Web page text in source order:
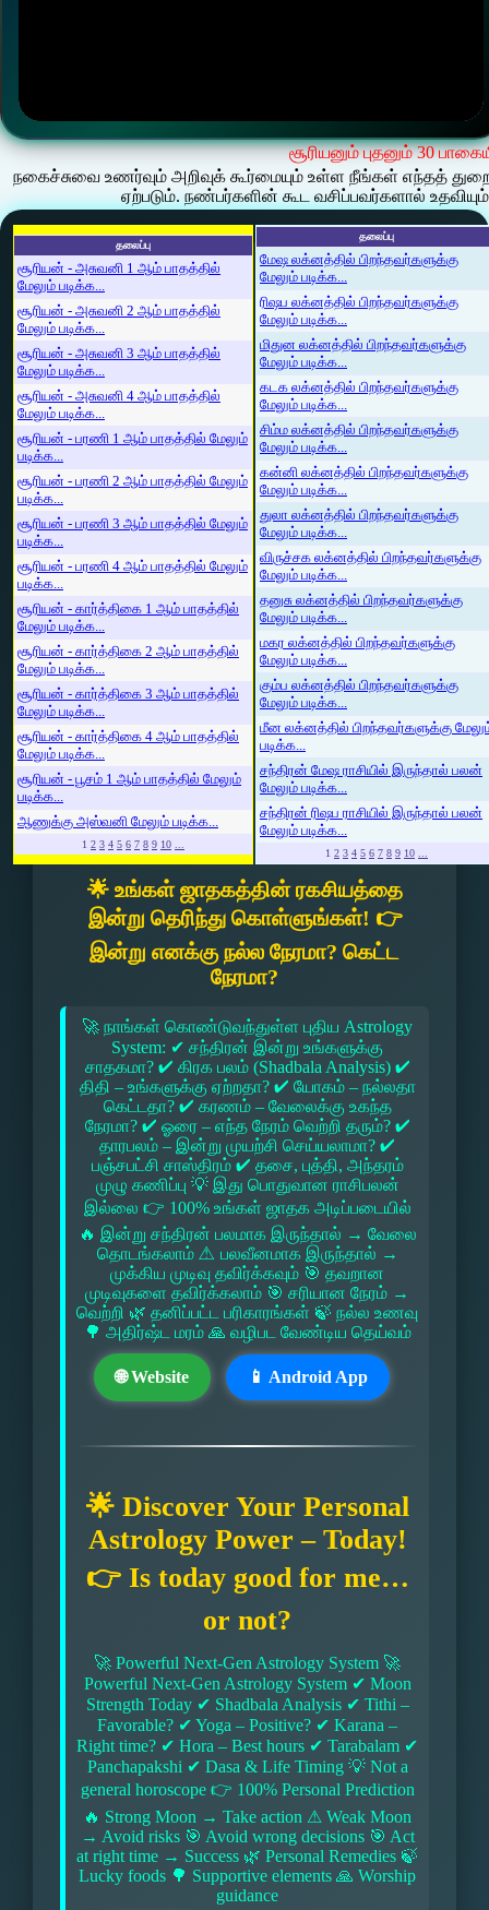
சூரியனும் புதனும் 30
நகைச்சுவை உணர்வும் அறிவுக் கூர்மையும் உள்ள நீங்கள் எந்தத்
ஏற்படும். நண்பர்களின் கூட வசிப்பவர்களால்
தலைப்பு
சூரியன் - அசுவனி 1 ஆம் பாதத்தில்
மேலும் படிக்க...
சூரியன் - அசுவனி 2 ஆம் பாதத்தில்
மேலும் படிக்க...
சூரியன் - அசுவனி 3 ஆம் பாதத்தில்
மேலும் படிக்க...
சூரியன் - அசுவனி 4 ஆம் பாதத்தில்
மேலும் படிக்க...
சூரியன் - பரணி 1 ஆம் பாதத்தில் மேலும்
படிக்க...
சூரியன் - பரணி 2 ஆம் பாதத்தில் மேலும்
படிக்க...
சூரியன் - பரணி 3 ஆம் பாதத்தில் மேலும்
படிக்க...
சூரியன் - பரணி 4 ஆம் பாதத்தில் மேலும்
படிக்க...
சூரியன் - கார்த்திகை 1 ஆம் பாதத்தில்
மேலும் படிக்க...
சூரியன் - கார்த்திகை 2 ஆம் பாதத்தில்
மேலும் படிக்க...
சூரியன் - கார்த்திகை 3 ஆம் பாதத்தில்
மேலும் படிக்க...
சூரியன் - கார்த்திகை 4 ஆம் பாதத்தில்
மேலும் படிக்க...
சூரியன் - பூசம் 1 ஆம் பாதத்தில் மேலும்
படிக்க...
ஆணுக்கு அஸ்வனி மேலும் படிக்க...
1 2 3 4 5 6 7 8 9 10 ...
தலைப்பு
மேஷ லக்னத்தில் பிறந்தவர்களுக்கு
மேலும் படிக்க...
ரிஷப லக்னத்தில் பிறந்தவர்களுக்கு
மேலும் படிக்க...
மிதுன லக்னத்தில் பிறந்தவர்களுக்கு
மேலும் படிக்க...
கடக லக்னத்தில் பிறந்தவர்களுக்கு
மேலும் படிக்க...
சிம்ம லக்னத்தில் பிறந்தவர்களுக்கு
மேலும் படிக்க...
கன்னி லக்னத்தில் பிறந்தவர்களுக்கு
மேலும் படிக்க...
துலா லக்னத்தில் பிறந்தவர்களுக்கு
மேலும் படிக்க...
விருச்சக லக்னத்தில் பிறந்தவர்களுக்கு
மேலும் படிக்க...
தனுசு லக்னத்தில் பிறந்தவர்களுக்கு
மேலும் படிக்க...
மகர லக்னத்தில் பிறந்தவர்களுக்கு
மேலும் படிக்க...
கும்ப லக்னத்தில் பிறந்தவர்களுக்கு
மேலும் படிக்க...
மீன லக்னத்தில் பிறந்தவர்களுக்கு
படிக்க...
சந்திரன் மேஷ ராசியில் இருந்தால் பலன்
மேலும் படிக்க...
சந்திரன் ரிஷப ராசியில் இருந்தால் பலன்
மேலும் படிக்க...
1 2 3 4 5 6 7 8 9 10 ...
🌟 உங்கள் ஜாதகத்தின் ரகசியத்தை
இன்று தெரிந்து கொள்ளுங்கள்! 👉
இன்று எனக்கு நல்ல நேரமா? கெட்ட
நேரமா?
🚀 நாங்கள் கொண்டுவந்துள்ள புதிய Astrology
System: ✔ சந்திரன் இன்று உங்களுக்கு
சாதகமா? ✔ கிரக பலம் (Shadbala Analysis) ✔
திதி – உங்களுக்கு ஏற்றதா? ✔ யோகம் – நல்லதா
கெட்டதா? ✔ கரணம் – வேலைக்கு உகந்த
நேரமா? ✔ ஓரை – எந்த நேரம் வெற்றி தரும்? ✔
தாரபலம் – இன்று முயற்சி செய்யலாமா? ✔
பஞ்சபட்சி சாஸ்திரம் ✔ தசை, புத்தி, அந்தரம்
முழு கணிப்பு 💡 இது பொதுவான ராசிபலன்
இல்லை 👉 100% உங்கள் ஜாதக அடிப்படையில்
🔥 இன்று சந்திரன் பலமாக இருந்தால் → வேலை
தொடங்கலாம் ⚠ பலவீனமாக இருந்தால் →
முக்கிய முடிவு தவிர்க்கவும் 🎯 தவறான
முடிவுகளை தவிர்க்கலாம் 🎯 சரியான நேரம் →
வெற்றி 🌿 தனிப்பட்ட பரிகாரங்கள் 🍃 நல்ல உணவு
🌳 அதிர்ஷ்ட மரம் 🙏 வழிபட வேண்டிய தெய்வம்
🌐 Website 📱 Android App
🌟 Discover Your Personal
Astrology Power – Today!
👉 Is today good for me…
or not?
🚀 Powerful Next-Gen Astrology System 🚀
Powerful Next-Gen Astrology System ✔ Moon
Strength Today ✔ Shadbala Analysis ✔ Tithi –
Favorable? ✔ Yoga – Positive? ✔ Karana –
Right time? ✔ Hora – Best hours ✔ Tarabalam ✔
Panchapakshi ✔ Dasa & Life Timing 💡 Not a
general horoscope 👉 100% Personal Prediction
🔥 Strong Moon → Take action ⚠ Weak Moon
→ Avoid risks 🎯 Avoid wrong decisions 🎯 Act
at right time → Success 🌿 Personal Remedies 🍃
Lucky foods 🌳 Supportive elements 🙏 Worship
guidance